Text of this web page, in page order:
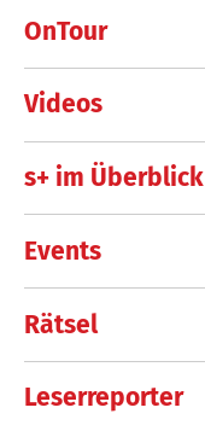
OnTour
Videos
s+ im Überblick
Events
Rätsel
Leserreporter